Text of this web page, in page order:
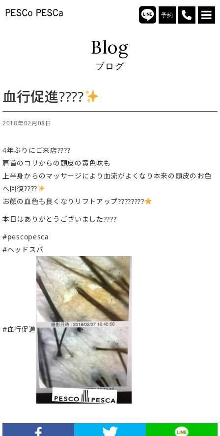
予約
Blog
ブログ
血行促進????
2018年02月08日
4年ぶりにご来店????
肩首のコリからの頭皮の黄色味も
上半身からのマッサージにより血流がよくなり本来の頭皮のお色
へ回復????
お顔の血色も良くなりリフトアップ????????
本日はありがとうございました????
#pescopesca
#ヘッドスパ
#血行促進